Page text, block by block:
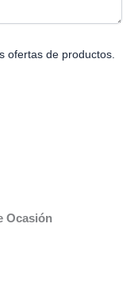
ofertas de productos.
Ocasión